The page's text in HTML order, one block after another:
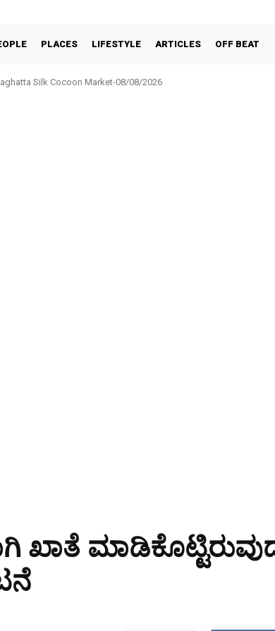
PLACES LIFESTYLE ARTICLES OFF BEAT
Silk Cocoon Market-08/08/2026
ನೌಕರರ ಸಂಘಕ್ಕೆ ₹5.17 ಲಕ್ಷ ಉಳಿತಾಯ: ವಾರ್ಷಿಕ ಮಹಾಸಭೆಯಲ್ಲಿ ಘೋಷಣೆ
ಖಾತೆ